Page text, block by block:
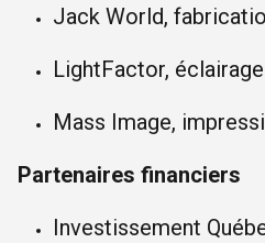
Jack World,
LightFactor, éclairage
Mass Image,
Partenaires financiers
Investissement